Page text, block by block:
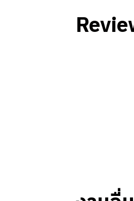
สะอาดถังข
ปฏิบัติตามม
ผู้ที่ทำงานตำ